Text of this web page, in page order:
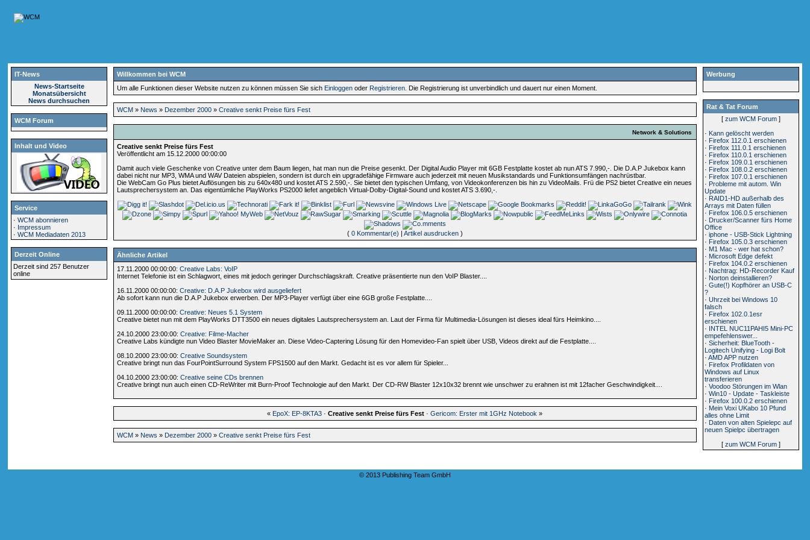
IT-News
News-Startseite
Monatsübersicht
News durchsuchen
WCM Forum
Inhalt und Video
Service
·WCM abonnieren
· Impressum
·WCM Mediadaten 2013
Derzeit Online
Derzeit sind 257 Benutzer
online
Werbung
Rat & Tat Forum
[ zum WCM Forum]
· Kann gelöscht werden
· Firefox 112.0.1 erschienen
· Firefox 111.0.1 erschienen
· Firefox 110.0.1 erschienen
· Firefox 109.0.1 erschienen
· Firefox 108.0.2 erschienen
· Firefox 107.0.1 erschienen
· Probleme mit autom. Win
Update
· RAID1-HD außerhalb des
Arrays mit Daten füllen
· Firefox 106.0.5 erschienen
· Drucker/Scanner fürs Home
Office
·iphone - USB-Stick Lightning
· Firefox 105.0.3 erschienen
· M1 Mac - wer hat schon?
· Microsoft Edge defekt
· Firefox 104.0.2 erschienen
· Nachtrag: HD-Recorder Kauf
· Norton deinstallieren?
·Gute(!) Kopfhörer an USB-C
?
·Uhrzeit bei Windows 10
falsch
· Firefox 102.0.1esr
erschienen
· INTEL NUC11PAHI5 Mini-PC
empefehlenswer...
·Sicherheit: BlueTooth -
Logitech Unifying - Logi Bolt
·AMD APP nutzen
· Firefox Profildaten von
Windows auf Linux
transferieren
·Voodoo Störungen im Wlan
·Win10 - Update - Taskleiste
· Firefox 100.0.2 erschienen
· Mein Voxi UKabo 10 Pfund
alles ohne Limit
· Daten von alten Spielepc auf
neuen Spielpc übertragen
[ zum WCM Forum]
Willkommen bei WCM
Um alle Funktionen dieser Website nutzen zu können müssen Sie sich Einloggen oder Registrieren . Die Registrierung ist unverbindlich und dauert nur einen Moment.
WCM » News » Dezember 2000 »Creative senkt Preise fürs Fest
Network & Solutions
Creative senkt Preise fürs Fest
Veröffentlicht am 15.12.2000 00:00:00
Damit auch viele Geschenke von Creative unter dem Baum liegen, hat man nun die Preise gesenkt. Der Digital Audio Player mit 6GB Festplatte kostet ab nun ATS 7.990,-. Die D.A.P Jukebox kann
dabei nicht nur MP3, WMA und WAV Dateien abspielen, sondern ist durch ein upgradefähige Firmware auch jederzeit mit neuen Musikstandards und Funktionsumfängen nachrüstbar.
Die WebCam Go Plus bietet Auflösungen bis zu 640x480 und kostet ATS 2.590,-. Sie bietet den typischen Umfang, von Videokonferenzen bis hin zu VideoMails. Frü die PS2 bietet Creative ein neues
Lautsprechersystem an. Das eigentümliche PlayWorks PS2000 liefet angeblich Virtual-Dolby-Digital-Sound und kostet ATS 3.690,-.
( 0 Kommentar(e) Artikel ausdrucken)
Ähnliche Artikel
17.11.2000 00:00:00:Creative Labs: VoIP
Internet Telefonie ist ein Schlagwort, eines mit jedoch geringer Durchschlagskraft. Creative präsentierte nun den VoIP Blaster....
16.11.2000 00:00:00:Creative: D.A.P Jukebox wird ausgeliefert
Ab sofort kann nun die D.A.P Jukebox erwerben. Der MP3-Player verfügt über eine 6GB große Festplatte....
09.11.2000 00:00:00:Creative: Neues 5.1 System
Creative bietet nun mit dem PlayWorks DTT3500 ein neues digitales Lautsprechersystem an. Laut der Firma für Multimedia-Lösungen ist dieses ideal fürs Heimkino....
24.10.2000 23:00:00:Creative: Filme-Macher
Creative Labs kündigte nun Video Blaster MovieMaker an. Diese Video-Captering Lösung für den Homevideo-Fan spielt über USB, Videos direkt auf die Festplatte....
08.10.2000 23:00:00:Creative Soundsystem
Creative bringt nun das FourPointSurround System FPS1500 auf den Markt. Gedacht ist es vor allem für Spieler...
04.10.2000 23:00:00:Creative seine CDs brennen
Creative bringt nun auch einen CD-ReWriter mit Burn-Proof Technologie auf den Markt. Der CD-RW Blaster 12x10x32 brennt wie unschwer zu erahnen ist mit 12facher Geschwindigkeit....
« EpoX: EP-8KTA3 ·Creative senkt Preise fürs Fest ·Gericom: Erster mit 1GHz Notebook »
WCM » News » Dezember 2000 »Creative senkt Preise fürs Fest
© 2013 Publishing Team GmbH